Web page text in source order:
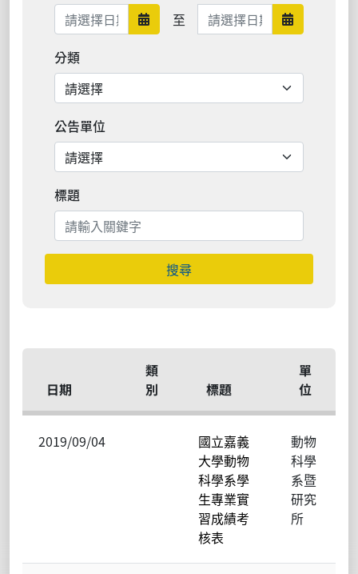
日期範圍開始
至 日期範圍結束 日期範圍
分類
公告單位
標題
搜尋
日期
類
別
標題
單
位
2019/09/04
國立嘉義
大學動物
科學系學
生專業實
習成績考
核表
動物
科學
系暨
研究
所